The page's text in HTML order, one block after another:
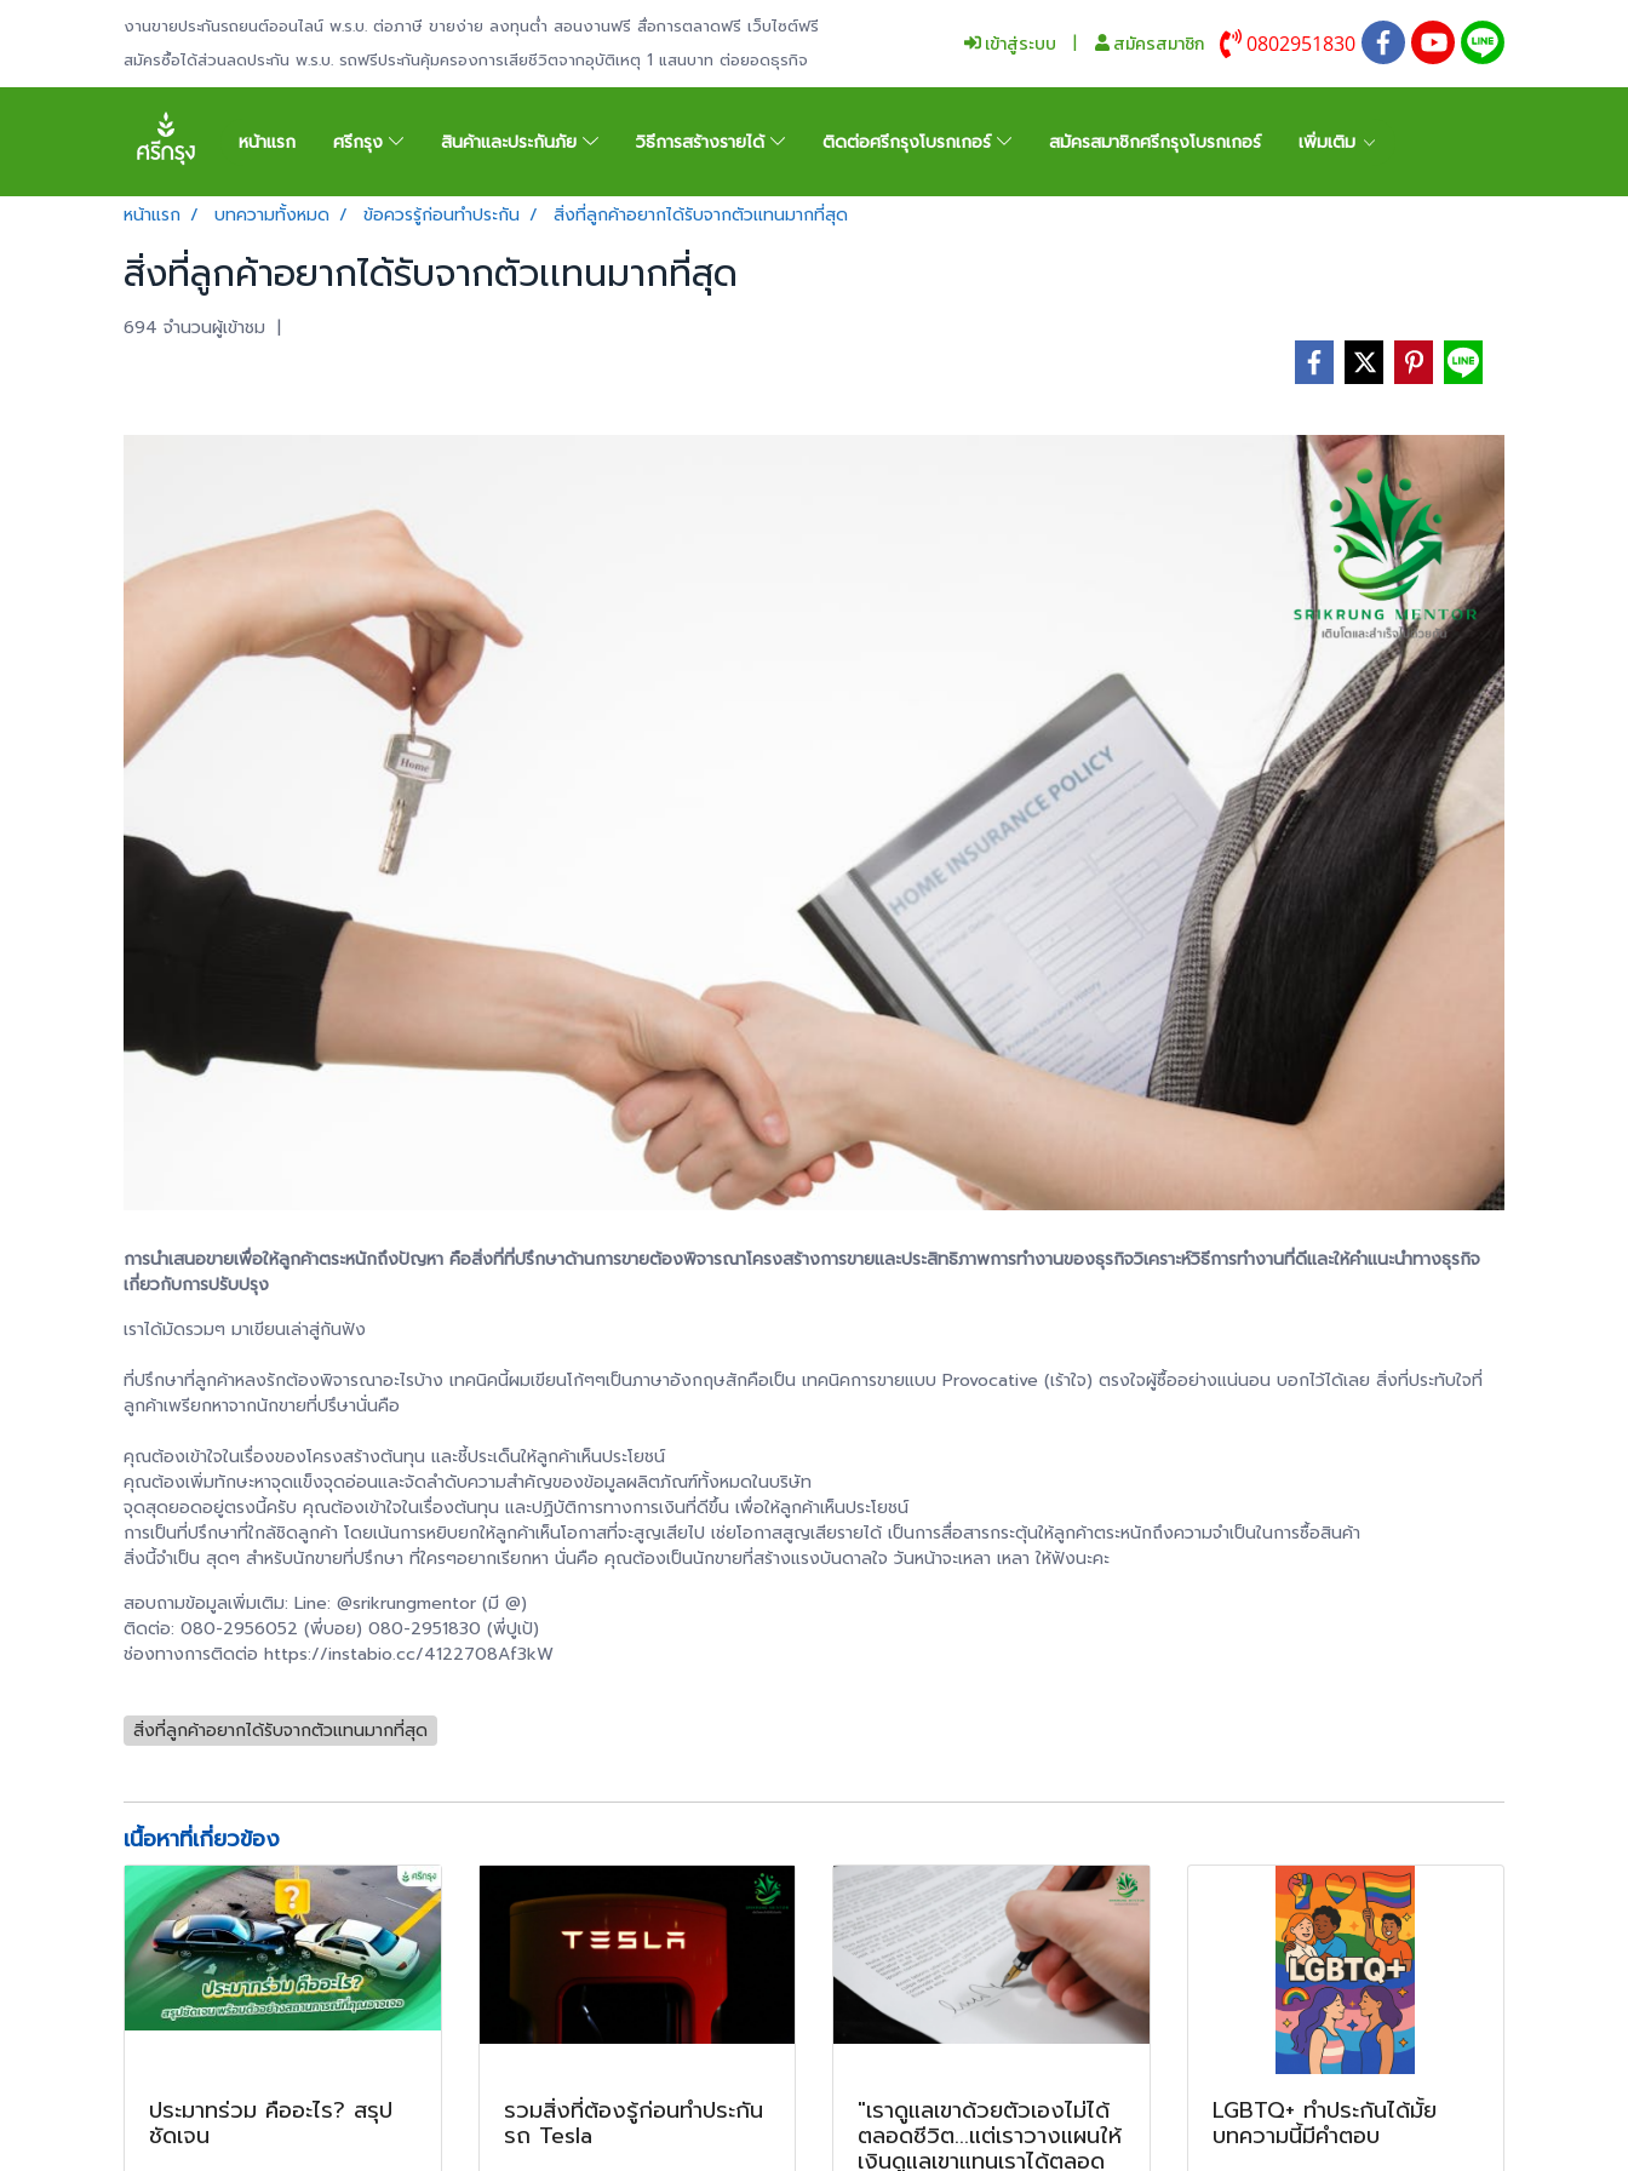
งานขายประกันรถยนต์ออนไลน์ พ.ร.บ. ต่อภาษี ขายง่าย ลงทุนต่ำ สอนงานฟรี สื่อการตลาดฟรี เว็บไซต์ฟรี
สมัครซื้อได้ส่วนลดประกัน พ.ร.บ. รถฟรีประกันคุ้มครองการเสียชีวิตจากอุบัติเหตุ 1 แสนบาท ต่อยอดธุรกิจ
เข้าสู่ระบบ สมัครสมาชิก 0802951830
หน้าแรก ศรีกรุง สินค้าและประกันภัย วิธีการสร้างรายได้ ติดต่อศรีกรุงโบรกเกอร์ สมัครสมาชิกศรีกรุงโบรกเกอร์ เพิ่มเติม
หน้าแรก บทความทั้งหมด ข้อควรรู้ก่อนทำประกัน สิ่งที่ลูกค้าอยากได้รับจากตัวเเทนมากที่สุด
สิ่งที่ลูกค้าอยากได้รับจากตัวเเทนมากที่สุด
694 จำนวนผู้เข้าชม |
การนำเสนอขายเพื่อให้ลูกค้าตระหนักถึงปัญหา คือสิ่งที่ที่ปรึกษาด้านการขายต้องพิจารณาโครงสร้างการขายและประสิทธิภาพการทำงานของธุรกิจวิเคราะห์วิธีการทำงานที่ดีและให้คำแนะนำทางธุรกิจ
เกี่ยวกับการปรับปรุง
เราได้มัดรวมๆ​ มาเขียนเล่าสู่กันฟัง
ที่ปรึกษาที่ลูกค้าหลงรักต้องพิจารณาอะไรบ้าง​ เทคนิคนี้ผมเขียนโก้ๆๆเป็นภาษาอังกฤษสักคือเป็น​ เทคนิคการขายแบบ Provocative (เร้าใจ) ตรงใจผู้ซื้ออย่างแน่นอน​ บอกไว้ได้เลย​ สิ่งที่ประทับใจที่
ลูกค้าเพรียกหาจากนักขายที่ปรึษานั่นคือ
คุณต้องเข้าใจในเรื่องของโครงสร้างต้นทุน และชี้ประเด็นให้ลูกค้าเห็นประโยชน์
คุณต้องเพิ่มทักษะหาจุดแข็งจุดอ่อนและจัดลำดับความสำคัญของข้อมูลผลิตภัณฑ์​ทั้งหมดในบริษัท
จุดสุดยอดอยู่ตรงนี้ครับ​ คุณต้องเข้าใจในเรื่องต้นทุน และปฏิบัติการทางการเงินที่ดีขึ้น เพื่อให้ลูกค้าเห็นประโยชน์
การเป็นที่ปรึกษาที่ใกล้ชิดลูกค้า โดยเน้นการหยิบยกให้ลูกค้าเห็นโอกาสที่จะสูญเสียไป เช่ยโอกาสสูญเสียรายได้ เป็นการสื่อสารกระตุ้นให้ลูกค้าตระหนักถึงความจำเป็นในการซื้อสินค้า
สิ่งนี้จำเป็น​ สุดๆ​ สำหรับนักขายที่ปรึกษา​ ที่ใครๆอยากเรียกหา​ นั่นคือ​ คุณต้องเป็นนักขายที่สร้างแรงบันดาลใจ​ วันหน้าจะเหลา​ เหลา​ ให้ฟังนะคะ
สอบถามข้อมูลเพิ่มเติม: Line: @srikrungmentor (มี @)
ติดต่อ: 080-2956052 (พี่บอย) 080-2951830 (พี่ปูเป้)
ช่องทางการติดต่อ https://instabio.cc/4122708Af3kW
สิ่งที่ลูกค้าอยากได้รับจากตัวเเทนมากที่สุด
เนื้อหาที่เกี่ยวข้อง
ประมาทร่วม คืออะไร? สรุป
ชัดเจน
รวมสิ่งที่ต้องรู้ก่อนทำประกัน
รถ Tesla
"เราดูแลเขาด้วยตัวเองไม่ได้
ตลอดชีวิต...แต่เราวางแผนให้
เงินดูแลเขาแทนเราได้ตลอด
LGBTQ+ ทำประกันได้มั้ย
บทความนี้มีคำตอบ